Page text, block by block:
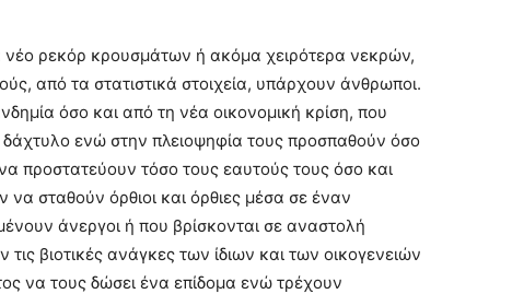
ρεκόρ κρουσμάτων ή ακόμα χειρότερα νεκρών,
από τα στατιστικά στοιχεία, υπάρχουν άνθρωποι.
όσο και από τη νέα οικονομική κρίση, που
ενώ στην πλειοψηφία τους προσπαθούν όσο
προστατεύουν τόσο τους εαυτούς τους όσο και
σταθούν όρθιοι και όρθιες μέσα σε έναν
άνεργοι ή που βρίσκονται σε αναστολή
βιοτικές ανάγκες των ίδιων και των οικογενειών
να τους δώσει ένα επίδομα ενώ τρέχουν